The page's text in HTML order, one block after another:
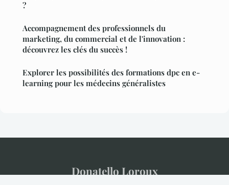
?
Accompagnement des professionnels du
marketing, du commercial et de l'innovation :
découvrez les clés du succès !
Explorer les possibilités des formations dpc en e-
learning pour les médecins généralistes
Donatello Loroux